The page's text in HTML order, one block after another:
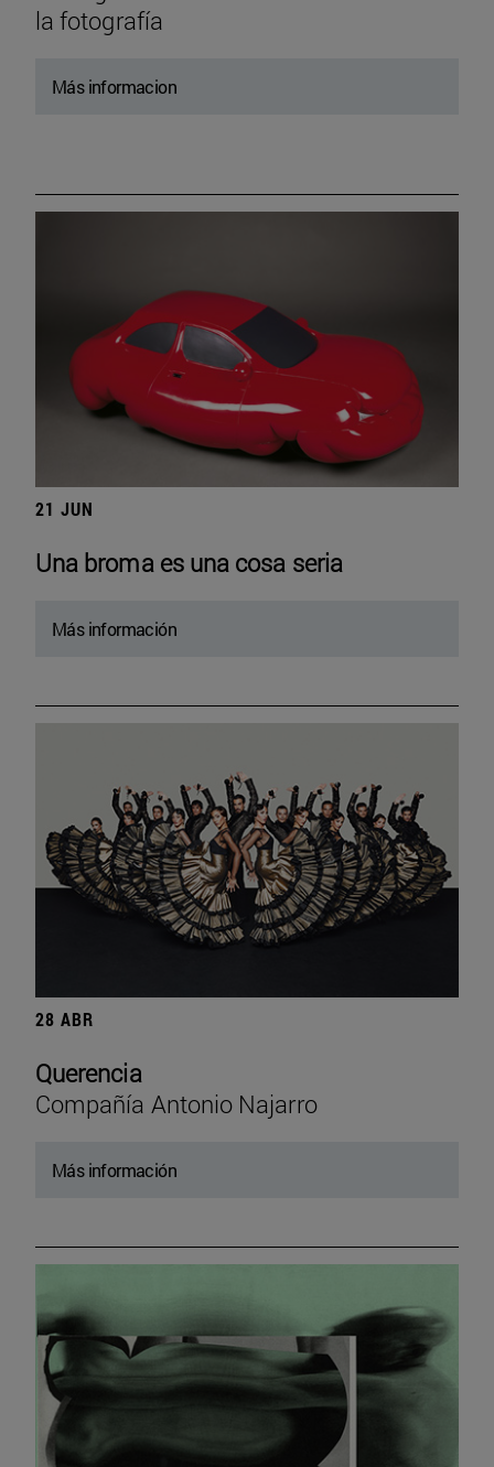
la fotografía
Más informacion
21 JUN
Una broma es una cosa seria
Más información
28 ABR
Querencia
Compañía Antonio Najarro
Más información